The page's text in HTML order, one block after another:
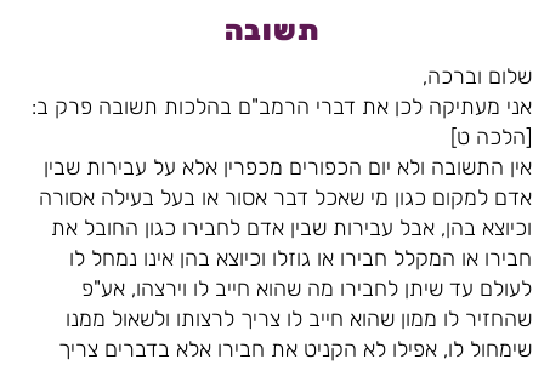
תשובה
שלום וברכה,
אני מעתיקה לכן את דברי הרמב"ם בהלכות תשובה פרק ב:
[הלכה ט]
אין התשובה ולא יום הכפורים מכפרין אלא על עבירות שבין
אדם למקום כגון מי שאכל דבר אסור או בעל בעילה אסורה
וכיוצא בהן, אבל עבירות שבין אדם לחבירו כגון החובל את
חבירו או המקלל חבירו או גוזלו וכיוצא בהן אינו נמחל לו
לעולם עד שיתן לחבירו מה שהוא חייב לו וירצהו, אע"פ
שהחזיר לו ממון שהוא חייב לו צריך לרצותו ולשאול ממנו
שימחול לו, אפילו לא הקניט את חבירו אלא בדברים צריך